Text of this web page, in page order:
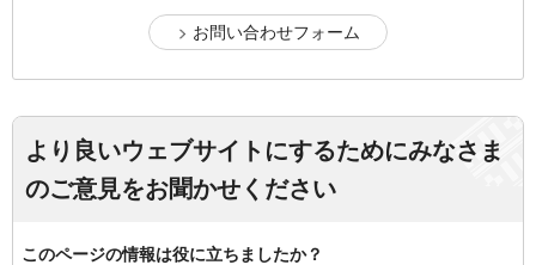
より良いウェブサイトにするためにみなさま
のご意見をお聞かせください
このページの情報は役に立ちましたか？